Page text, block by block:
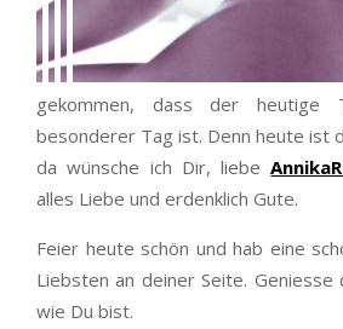
gekommen, dass der
besonderer Tag ist. Denn heute ist
da wünsche ich Dir, liebe
alles Liebe und erdenklich Gute.
Feier heute schön und hab eine
Liebsten an deiner Seite.
wie Du bist.